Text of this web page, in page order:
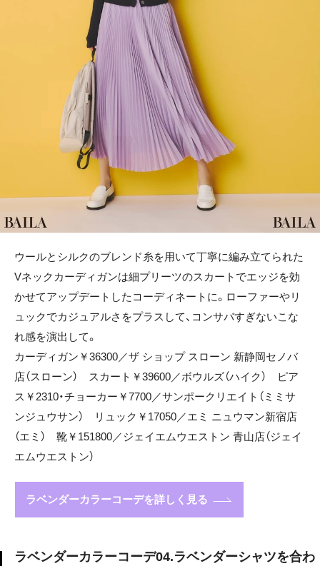
ウールとシルクのブレンド糸を用いて丁寧に編み立てられた
Vネックカーディガンは細プリーツのスカートでエッジを効
かせてアップデートしたコーディネートに。ローファーやリ
ュックでカジュアルさをプラスして、コンサバすぎないこな
れ感を演出して。
カーディガン￥36300／ザ ショップ スローン 新静岡セノバ
店（スローン） スカート￥39600／ボウルズ（ハイク） ピア
ス￥2310・チョーカー￥7700／サンポークリエイト（ミミサ
ンジュウサン） リュック￥17050／エミ ニュウマン新宿店
（エミ） 靴￥151800／ジェイエムウエストン 青山店（ジェイ
エムウエストン）
ラベンダーカラーコーデを詳しく見る
ラベンダーカラーコーデ04.ラベンダーシャツを合わ